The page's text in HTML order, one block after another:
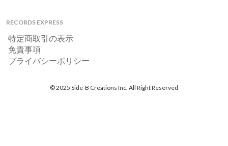
RECORDS EXPRESS
特定商取引の表示
免責事項
プライバシーポリシー
© 2025 Side-B Creations Inc. All Right Reserved